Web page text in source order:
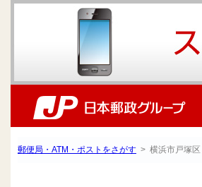
郵便局・ATM・ポストをさがす > 横浜市戸塚区